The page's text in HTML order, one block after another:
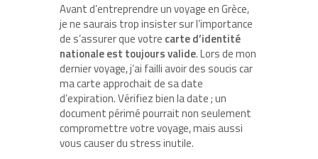
Avant d’entreprendre un voyage en Grèce,
je ne saurais trop insister sur l’importance
de s’assurer que votre carte d’identité
nationale est toujours valide. Lors de mon
dernier voyage, j’ai failli avoir des soucis car
ma carte approchait de sa date
d’expiration. Vérifiez bien la date ; un
document périmé pourrait non seulement
compromettre votre voyage, mais aussi
vous causer du stress inutile.